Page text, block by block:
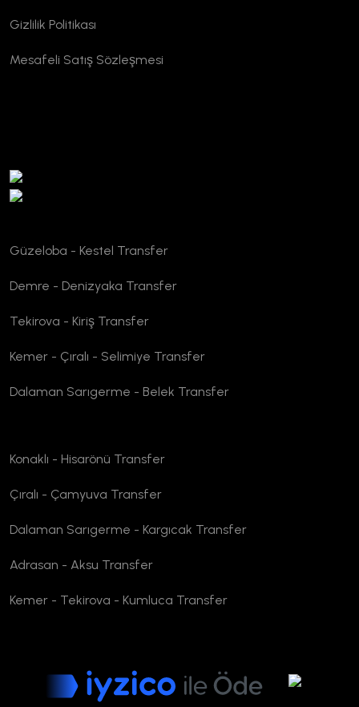
Gizlilik Politikası
Mesafeli Satış Sözleşmesi
Güzeloba - Kestel Transfer
Demre - Denizyaka Transfer
Tekirova - Kiriş Transfer
Kemer - Çıralı - Selimiye Transfer
Dalaman Sarıgerme - Belek Transfer
Konaklı - Hisarönü Transfer
Çıralı - Çamyuva Transfer
Dalaman Sarıgerme - Kargıcak Transfer
Adrasan - Aksu Transfer
Kemer - Tekirova - Kumluca Transfer